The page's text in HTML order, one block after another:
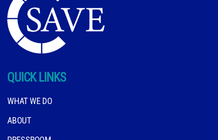
QUICK LINKS
WHAT WE DO
ABOUT